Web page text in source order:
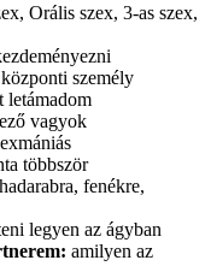
Orális szex, 3-as szex,
központi személy
letámadom
vagyok
többször
fenékre,
legyen az ágyban
amilyen az